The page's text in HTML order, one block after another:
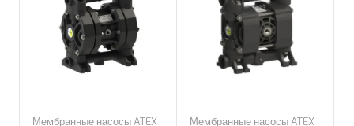
Мембранные насосы ATEX Мембранные насосы ATEX